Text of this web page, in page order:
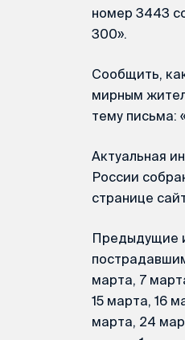
номер 3443
300».
Сообщить,
мирным
тему письма:
Актуальная
России
странице
Предыдущие
марта, 7
15 марта, 16
марта, 24